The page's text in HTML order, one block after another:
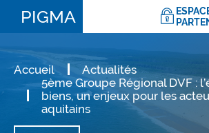
PIGMA
Accueil
Actualités
5ème Groupe Régional DVF :
biens, un enjeux pour les
aquitains